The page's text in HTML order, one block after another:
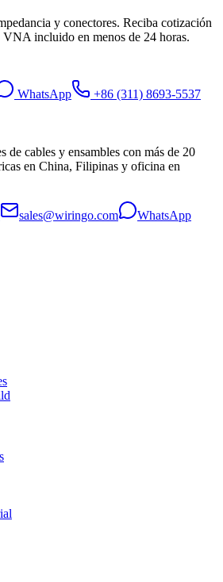
y conectores. Reciba cotización
incluido en menos de 24 horas.
WhatsApp +86 (311) 8693-5537
de cables y ensambles con más de 20
en China, Filipinas y oficina en
sales@wiringo.com WhatsApp